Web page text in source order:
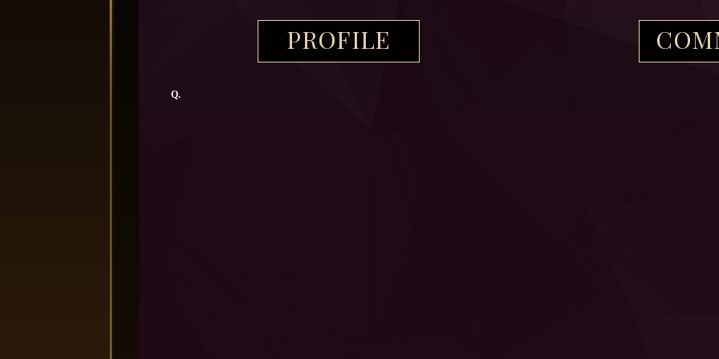
PROFILE
Q.